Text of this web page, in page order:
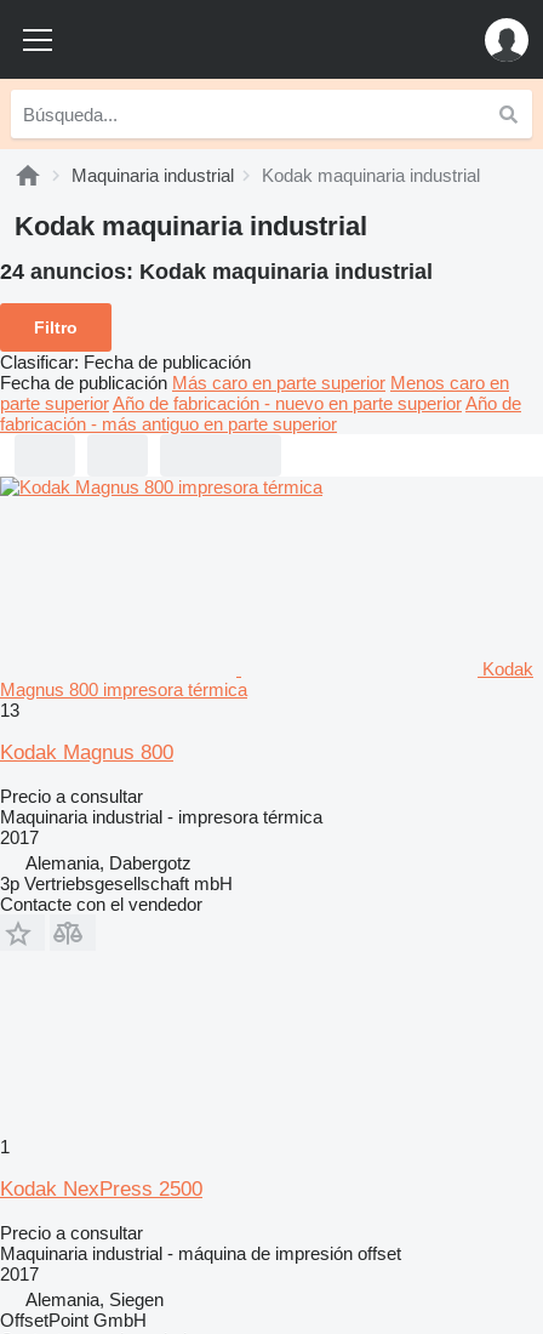
Maquinaria industrial Kodak maquinaria industrial
Kodak maquinaria industrial
24 anuncios: Kodak maquinaria industrial
Filtro
Clasificar: Fecha de publicación
Fecha de publicación Más caro en parte superior Menos caro en
parte superiorAño de fabricación - nuevo en parte superiorAño de
fabricación - más antiguo en parte superior
Kodak
Magnus 800 impresora térmica
13
Kodak Magnus 800
Precio a consultar
Maquinaria industrial - impresora térmica
2017
Alemania, Dabergotz
3p Vertriebsgesellschaft mbH
Contacte con el vendedor
1
Kodak NexPress 2500
Precio a consultar
Maquinaria industrial - máquina de impresión offset
2017
Alemania, Siegen
OffsetPoint GmbH